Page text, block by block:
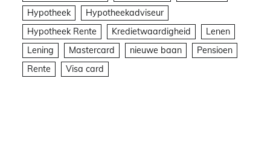
Hypotheek
Hypotheekadviseur
Hypotheek Rente
Kredietwaardigheid
Lenen
Lening
Mastercard nieuwe baan
Pensioen
Rente
Visa card